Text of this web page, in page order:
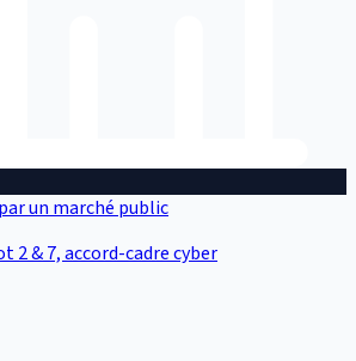
un marché public
2 & 7, accord-cadre cyber